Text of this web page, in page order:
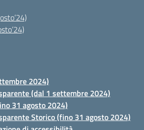
2024)
(dal 1 settembre 2024)
31 agosto 2024)
Storico (fino 31 agosto 2024)